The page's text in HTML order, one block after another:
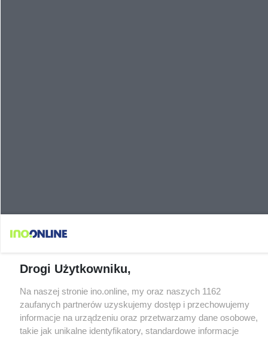
Drogi Użytkowniku,
Na naszej stronie ino.online, my oraz naszych 1162
zaufanych partnerów uzyskujemy dostęp i przechowujemy
informacje na urządzeniu oraz przetwarzamy dane osobowe,
takie jak unikalne identyfikatory, standardowe informacje